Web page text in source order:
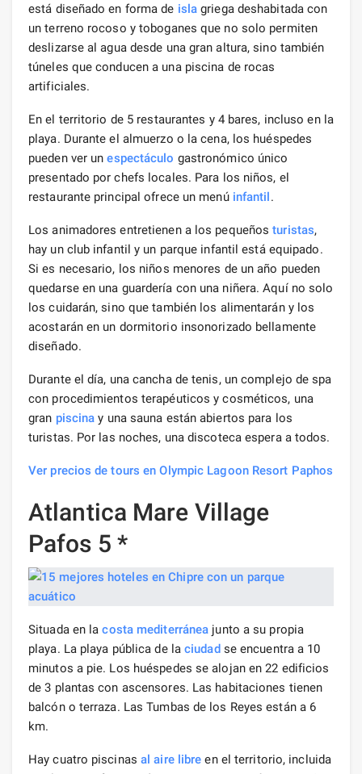
está diseñado en forma de isla griega deshabitada con
un terreno rocoso y toboganes que no solo permiten
deslizarse al agua desde una gran altura, sino también
túneles que conducen a una piscina de rocas
artificiales.
En el territorio de 5 restaurantes y 4 bares, incluso en la
playa. Durante el almuerzo o la cena, los huéspedes
pueden ver unespectáculo gastronómico único
presentado por chefs locales. Para los niños, el
restaurante principal ofrece un menú infantil.
Los animadores entretienen a los pequeñosturistas,
hay un club infantil y un parque infantil está equipado.
Si es necesario, los niños menores de un año pueden
quedarse en una guardería con una niñera. Aquí no solo
los cuidarán, sino que también los alimentarán y los
acostarán en un dormitorio insonorizado bellamente
diseñado.
Durante el día, una cancha de tenis, un complejo de spa
con procedimientos terapéuticos y cosméticos, una
gran piscina y una sauna están abiertos para los
turistas. Por las noches, una discoteca espera a todos.
Ver precios de tours en Olympic Lagoon Resort Paphos
Atlantica Mare Village
Pafos 5 *
Situada en lacosta mediterránea junto a su propia
playa. La playa pública de laciudadse encuentra a 10
minutos a pie. Los huéspedes se alojan en 22 edificios
de 3 plantas con ascensores. Las habitaciones tienen
balcón o terraza. Las Tumbas de los Reyes están a 6
km.
Hay cuatro piscinas al aire libre en el territorio, incluida